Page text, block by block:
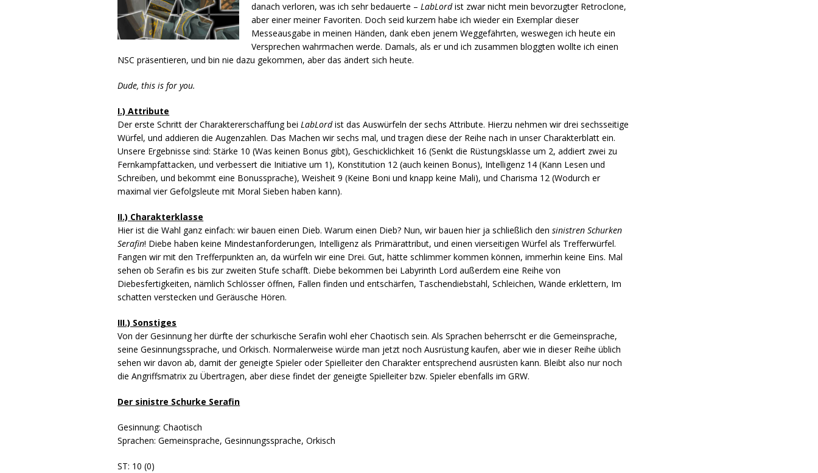
danach verloren, was ich sehr bedauerte – LabLordist zwar nicht mein bevorzugter Retroclone,
aber einer meiner Favoriten. Doch seid kurzem habe ich wieder ein Exemplar dieser
Messeausgabe in meinen Händen, dank eben jenem Weggefährten, weswegen ich heute ein
Versprechen wahrmachen werde. Damals, als er und ich zusammen bloggten wollte ich einen
NSC präsentieren, und bin nie dazu gekommen, aber das ändert sich heute.
Dude, this is for you.
I.) Attribute
Der erste Schritt der Charaktererschaffung beiLabLordist das Auswürfeln der sechs Attribute. Hierzu nehmen wir drei sechsseitige
Würfel, und addieren die Augenzahlen. Das Machen wir sechs mal, und tragen diese der Reihe nach in unser Charakterblatt ein.
Unsere Ergebnisse sind: Stärke 10 (Was keinen Bonus gibt), Geschicklichkeit 16 (Senkt die Rüstungsklasse um 2, addiert zwei zu
Fernkampfattacken, und verbessert die Initiative um 1), Konstitution 12 (auch keinen Bonus), Intelligenz 14 (Kann Lesen und
Schreiben, und bekommt eine Bonussprache), Weisheit 9 (Keine Boni und knapp keine Mali), und Charisma 12 (Wodurch er
maximal vier Gefolgsleute mit Moral Sieben haben kann).
II.) Charakterklasse
Hier ist die Wahl ganz einfach: wir bauen einen Dieb. Warum einen Dieb? Nun, wir bauen hier ja schließlich densinistren Schurken
Serafin! Diebe haben keine Mindestanforderungen, Intelligenz als Primärattribut, und einen vierseitigen Würfel als Trefferwürfel.
Fangen wir mit den Trefferpunkten an, da würfeln wir eine Drei. Gut, hätte schlimmer kommen können, immerhin keine Eins. Mal
sehen ob Serafin es bis zur zweiten Stufe schafft. Diebe bekommen bei Labyrinth Lord außerdem eine Reihe von
Diebesfertigkeiten, nämlich Schlösser öffnen, Fallen finden und entschärfen, Taschendiebstahl, Schleichen, Wände erklettern, Im
schatten verstecken und Geräusche Hören.
III.) Sonstiges
Von der Gesinnung her dürfte der schurkische Serafin wohl eher Chaotisch sein. Als Sprachen beherrscht er die Gemeinsprache,
seine Gesinnungssprache, und Orkisch. Normalerweise würde man jetzt noch Ausrüstung kaufen, aber wie in dieser Reihe üblich
sehen wir davon ab, damit der geneigte Spieler oder Spielleiter den Charakter entsprechend ausrüsten kann. Bleibt also nur noch
die Angriffsmatrix zu Übertragen, aber diese findet der geneigte Spielleiter bzw. Spieler ebenfalls im GRW.
Der sinistre Schurke Serafin
Gesinnung: Chaotisch
Sprachen: Gemeinsprache, Gesinnungssprache, Orkisch
ST: 10 (0)